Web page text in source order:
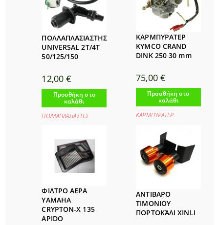
ΠΟΛΛΑΠΛΑΣΙΑΣΤΗΣ
UNIVERSAL 2T/4T
50/125/150
12,00€
Προσθήκη στο
καλάθι
ΠΟΛΛΑΠΛΑΣΙΑΣΤΕΣ
ΚΑΡΜΠΥΡΑΤΕΡ
KYMCO CRAND
DINK 250 30 mm
75,00 €
Προσθήκη στο
καλάθι
ΚΑΡΜΠΥΡΑΤΕΡ
ΦΙΛΤΡΟ ΑΕΡΑ
YAMAHA
CRYPTON-X 135
APIDO
ΑΝΤΙΒΑΡΟ
ΤΙΜΟΝΙΟΥ
ΠΟΡΤΟΚΆΛΙ XINLI